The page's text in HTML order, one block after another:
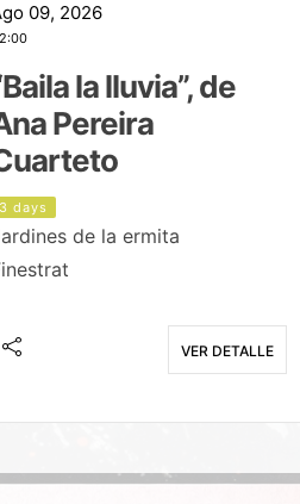
09, 2026
la lluvia”, de
Pereira
3 days
de la ermita
VER DETALLE